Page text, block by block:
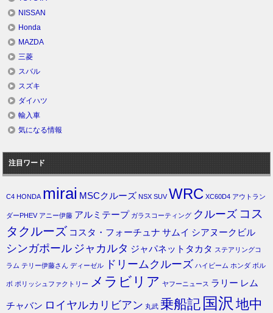
NISSAN
Honda
MAZDA
三菱
スバル
スズキ
ダイハツ
輸入車
気になる情報
注目ワード
C4 HONDA mirai MSCクルーズ NSX SUV WRC XC60D4 アウトラン
ダーPHEV アニー伊藤 アルミテープ ガラスコーティング クルーズ コス
タクルーズ コスタ・フォーチュナ サムイ シアヌークビル
シンガポール ジャカルタ ジャパネットタカタ ステアリングコ
ラム テリー伊藤さん ディーゼル ドリームクルーズ ハイビーム ホンダ ボル
ボ ポリッシュファクトリー メラビリア ヤフーニュース ラリー レム
チャバン ロイヤルカリビアン 丸武 乗船記 国沢 地中